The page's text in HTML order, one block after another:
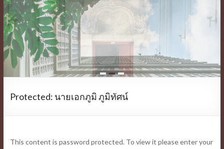
1 2 3
Protected: นายเอกภูมิ ภูมิทัศน์
This content is password protected. To view it please enter your